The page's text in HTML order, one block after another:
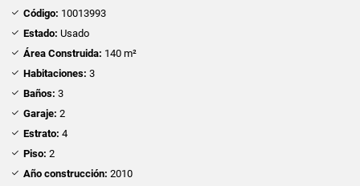
Código: 10013993
Estado: Usado
Área Construida: 140 m²
Habitaciones: 3
Baños: 3
Garaje: 2
Estrato: 4
Piso: 2
Año construcción: 2010